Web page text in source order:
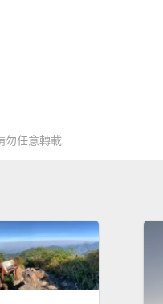
勿任意轉載